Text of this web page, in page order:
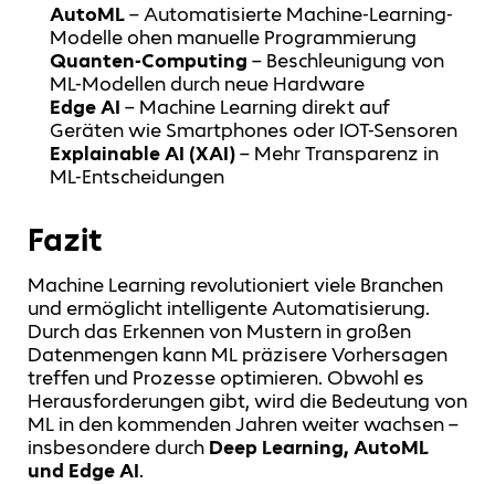
AutoML– Automatisierte Machine-Learning-
Modelle ohen manuelle Programmierung
Quanten-Computing – Beschleunigung von
ML-Modellen durch neue Hardware
Edge AI – Machine Learning direkt auf
Geräten wie Smartphones oder IOT-Sensoren
Explainable AI (XAI)– Mehr Transparenz in
ML-Entscheidungen
Fazit
Machine Learning revolutioniert viele Branchen
und ermöglicht intelligente Automatisierung.
Durch das Erkennen von Mustern in großen
Datenmengen kann ML präzisere Vorhersagen
treffen und Prozesse optimieren. Obwohl es
Herausforderungen gibt, wird die Bedeutung von
ML in den kommenden Jahren weiter wachsen –
insbesondere durch Deep Learning, AutoML
und Edge AI.